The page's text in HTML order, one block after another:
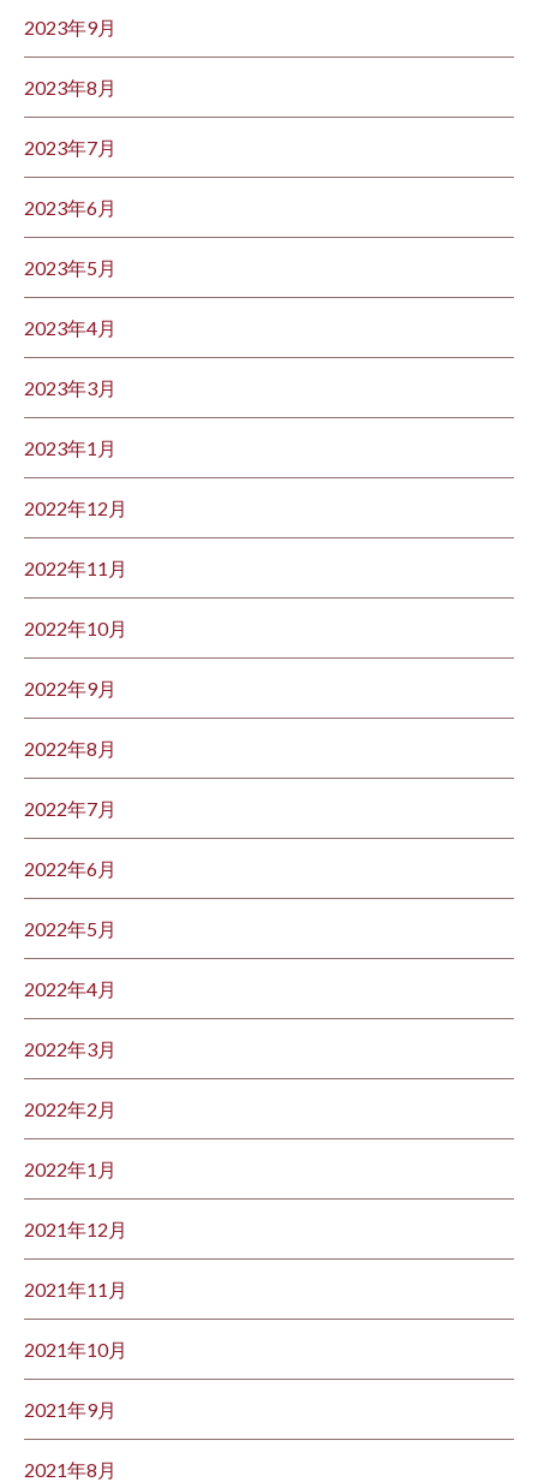
2023年9月
2023年8月
2023年7月
2023年6月
2023年5月
2023年4月
2023年3月
2023年1月
2022年12月
2022年11月
2022年10月
2022年9月
2022年8月
2022年7月
2022年6月
2022年5月
2022年4月
2022年3月
2022年2月
2022年1月
2021年12月
2021年11月
2021年10月
2021年9月
2021年8月